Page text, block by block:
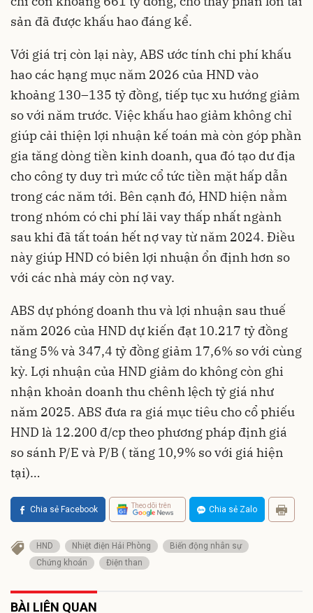
sản đã được khấu hao đáng kể.
Với giá trị còn lại này, ABS ước tính chi phí khấu
hao các hạng mục năm 2026 của HND vào
khoảng 130–135 tỷ đồng, tiếp tục xu hướng giảm
so với năm trước. Việc khấu hao giảm không chỉ
giúp cải thiện lợi nhuận kế toán mà còn góp phần
gia tăng dòng tiền kinh doanh, qua đó tạo dư địa
cho công ty duy trì mức cổ tức tiền mặt hấp dẫn
trong các năm tới. Bên cạnh đó, HND hiện nằm
trong nhóm có chi phí lãi vay thấp nhất ngành
sau khi đã tất toán hết nợ vay từ năm 2024. Điều
này giúp HND có biên lợi nhuận ổn định hơn so
với các nhà máy còn nợ vay.
ABS dự phóng doanh thu và lợi nhuận sau thuế
năm 2026 của HND dự kiến đạt 10.217 tỷ đồng
tăng 5% và 347,4 tỷ đồng giảm 17,6% so với cùng
kỳ. Lợi nhuận của HND giảm do không còn ghi
nhận khoản doanh thu chênh lệch tỷ giá như
năm 2025. ABS đưa ra giá mục tiêu cho cổ phiếu
HND là 12.200 đ/cp theo phương pháp định giá
so sánh P/E và P/B ( tăng 10,9% so với giá hiện
tại)…
Chia sẻ Facebook Theo dõi trên Chia sẻ Zalo
HND Nhiệt điện Hải Phòng
Biến động nhân sự
Chứng khoán
Điện than
BÀI LIÊN QUAN